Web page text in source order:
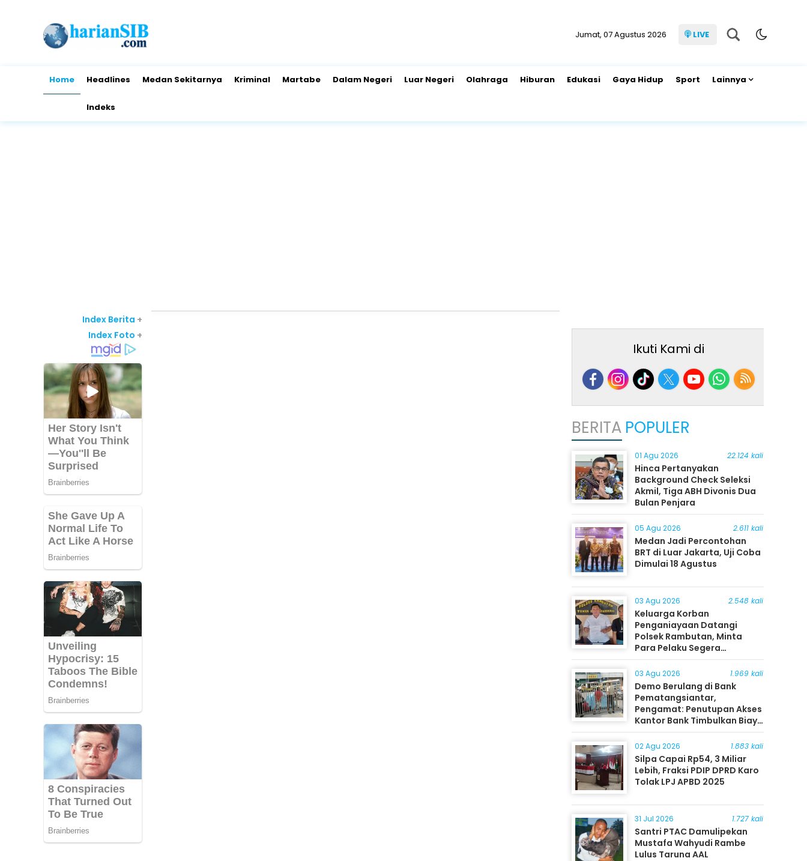
Jumat, 07 Agustus 2026 LIVE
Home Headlines Medan Sekitarnya Kriminal Martabe Dalam Negeri Luar Negeri Olahraga Hiburan Edukasi Gaya Hidup Sport Lainnya
Indeks
Index Berita +
Index Foto +
Ikuti Kami di
BERITA POPULER
01 Agu 2026 22.124 kali
Hinca Pertanyakan
Background Check Seleksi
Akmil, Tiga ABH Divonis Dua
Bulan Penjara
05 Agu 2026 2.611 kali
Medan Jadi Percontohan
BRT di Luar Jakarta, Uji Coba
Dimulai 18 Agustus
03 Agu 2026 2.548 kali
Keluarga Korban
Penganiayaan Datangi
Polsek Rambutan, Minta
Para Pelaku Segera
Ditangkap
03 Agu 2026 1.969 kali
Demo Berulang di Bank
Pematangsiantar,
Pengamat: Penutupan Akses
Kantor Bank Timbulkan Biaya
Ekonomi bagi Masyarakat
02 Agu 2026 1.883 kali
Silpa Capai Rp54, 3 Miliar
Lebih, Fraksi PDIP DPRD Karo
Tolak LPJ APBD 2025
31 Jul 2026 1.727 kali
Santri PTAC Damulipekan
Mustafa Wahyudi Rambe
Lulus Taruna AAL